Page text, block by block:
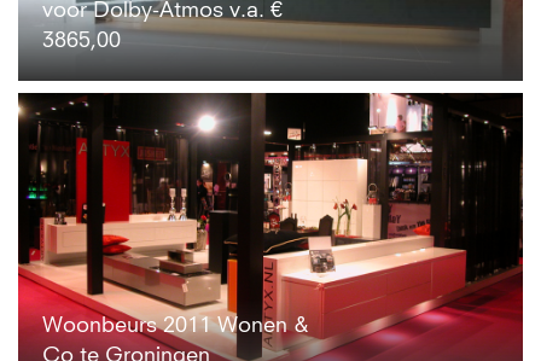
voor Dolby-Atmos v.a. €
3865,00
Woonbeurs 2011 Wonen &
Co te Groningen